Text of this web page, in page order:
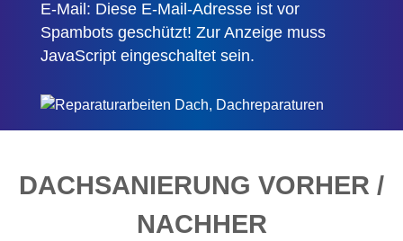
E-Mail: Diese E-Mail-Adresse ist vor
Spambots geschützt! Zur Anzeige muss
JavaScript eingeschaltet sein.
DACHSANIERUNG VORHER /
NACHHER